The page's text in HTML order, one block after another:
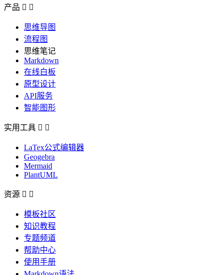
产品  
思维导图
流程图
思维笔记
Markdown
在线白板
原型设计
API服务
智能图形
实用工具  
LaTex公式编辑器
Geogebra
Mermaid
PlantUML
资源  
模板社区
知识教程
专题频道
帮助中心
使用手册